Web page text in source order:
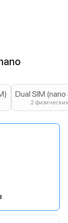
Dual SIM
2 физических